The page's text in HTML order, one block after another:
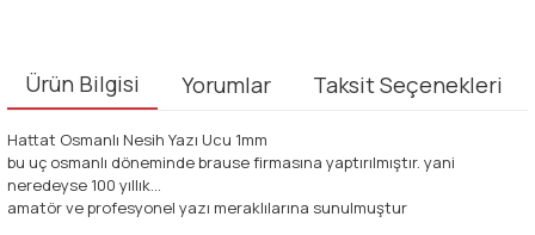
Ürün Bilgisi Yorumlar Taksit Seçenekleri
Hattat Osmanlı Nesih Yazı Ucu 1mm
bu uç osmanlı döneminde brause firmasına yaptırılmıştır. yani
neredeyse 100 yıllık...
amatör ve profesyonel yazı meraklılarına sunulmuştur